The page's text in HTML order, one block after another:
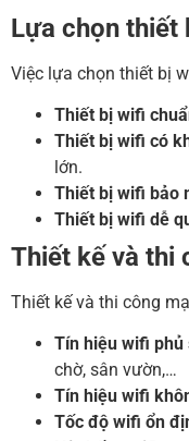
Lựa chọn
Việc lựa chọn thiết bị
Thiết bị wifi
Thiết bị wifi có
lớn.
Thiết bị wifi bảo
Thiết bị wifi dễ
Thiết kế và thi
Thiết kế và thi công
Tín hiệu wifi phủ
chờ, sân vườn,…
Tín hiệu wifi
Tốc độ wifi ổn